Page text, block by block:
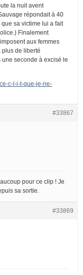
la nuit avent
répondait à 40
sa victime lui a fait
Finalement
aux femmes
plus de liberté
une seconde à excisé le
c-l-i-t-que-je-ne-
#33867
pour ce clip ! Je
sa sortie.
#33869